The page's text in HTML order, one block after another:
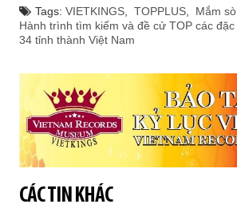
Tags: VIETKINGS, TOPPLUS, Mắm
Hành trình tìm kiếm và đề cử TOP các
34 tỉnh thành Việt Nam
CÁC TIN KHÁC